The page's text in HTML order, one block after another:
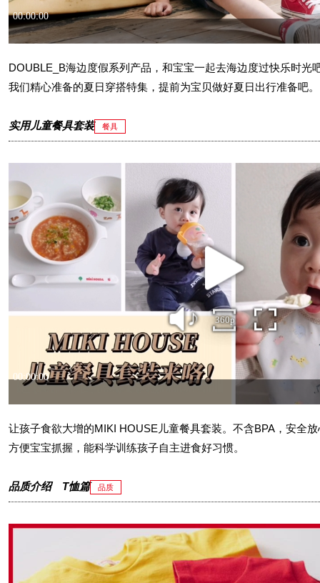
DOUBLE_B海边度假系列产品，和宝宝一起去海边度过快乐时光
我们精心准备的夏日穿搭特集，提前为宝贝做好夏日出行准备吧。
实用儿童餐具套装 餐具
让孩子食欲大增的MIKI HOUSE儿童餐具套装。不含BPA，安全
方便宝宝抓握，能科学训练孩子自主进食好习惯。
品质介绍 T恤篇 品质